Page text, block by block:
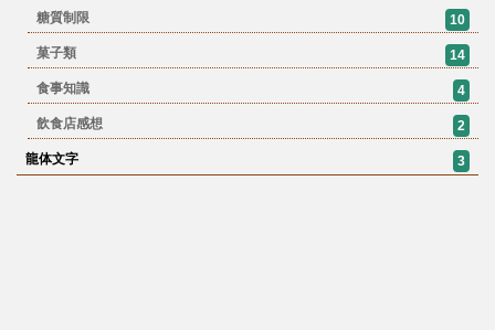
糖質制限 10
菓子類 14
食事知識 4
飲食店感想 2
龍体文字 3